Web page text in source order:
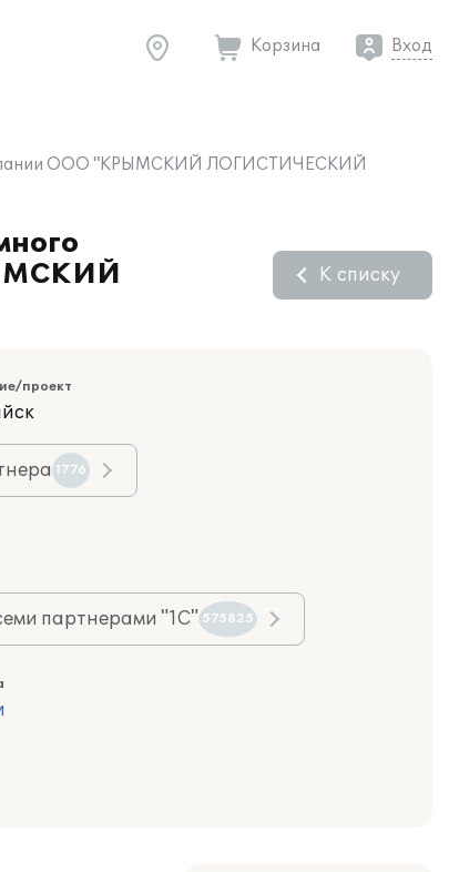
Корзина Вход
компании ООО "КРЫМСКИЙ ЛОГИСТИЧЕСКИЙ
К списку
проект
1776
партнерами "1С" 575825